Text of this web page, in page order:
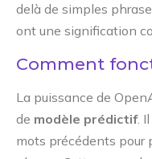
delà de simples
ont une signification
Comment
La puissance de
de modèle prédictif.
mots précédents pour